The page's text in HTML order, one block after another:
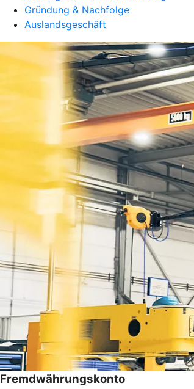
Gründung & Nachfolge
Auslandsgeschäft
Fremdwährungskonto